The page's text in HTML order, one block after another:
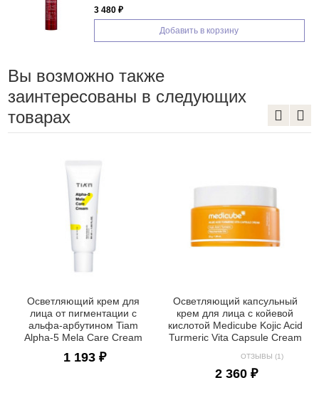
3 480 ₽
Добавить в корзину
Вы возможно также
заинтересованы в следующих
товарах
Осветляющий крем для
лица от пигментации с
альфа-арбутином Tiam
Alpha-5 Mela Care Cream
1 193 ₽
Осветляющий капсульный
крем для лица с койевой
кислотой Medicube Kojic Acid
Turmeric Vita Capsule Cream
ОТЗЫВЫ (1)
2 360 ₽